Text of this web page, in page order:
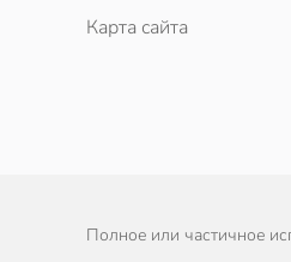
Карта сайта
Полное или частичное